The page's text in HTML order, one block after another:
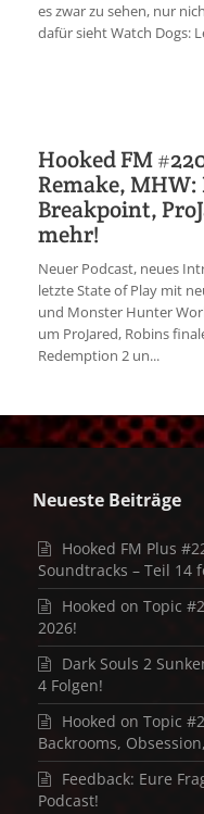
Discord
es zwar zu sehen, nur
dafür sieht Watch Dogs:
Hooked FM
Remake, MHW:
Breakpoint,
mehr!
Neuer Podcast, neues
letzte State of Play mit
und Monster Hunter
um ProJared, Robins
Redemption 2 un...
Neueste Beiträge
Hooked FM Plus
Soundtracks – Teil 14
Hooked on Topic
2026!
Dark Souls 2
4 Folgen!
Hooked on Topic
Backrooms,
Feedback: Eure
Podcast!